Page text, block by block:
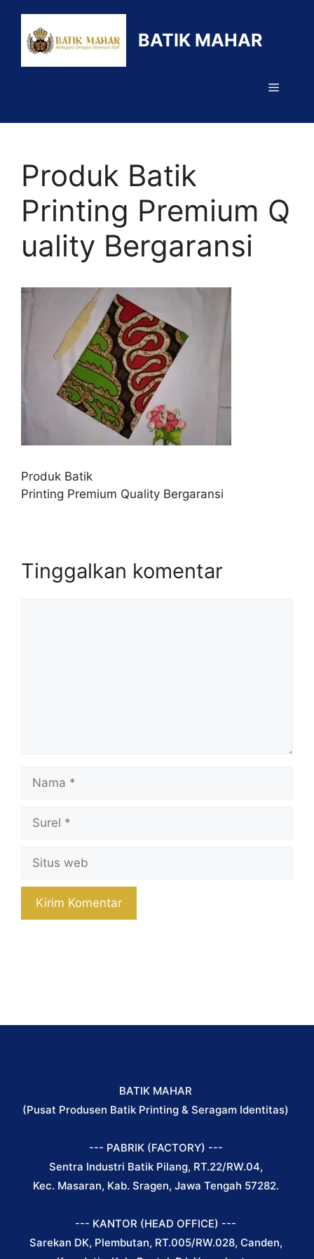
BATIK MAHAR
Menu
Produk Batik
Printing Premium Q
uality Bergaransi
Produk Batik
Printing Premium Quality Bergaransi
Tinggalkan komentar
Nama
Surel
Situs
web